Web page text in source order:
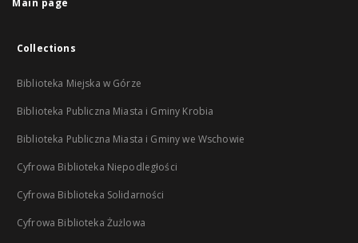
Main page
Collections
Biblioteka Miejska w Górze
Biblioteka Publiczna Miasta i Gminy Krobia
Biblioteka Publiczna Miasta i Gminy we Wschowie
Cyfrowa Biblioteka Niepodległości
Cyfrowa Biblioteka Solidarności
Cyfrowa Biblioteka Żużlowa